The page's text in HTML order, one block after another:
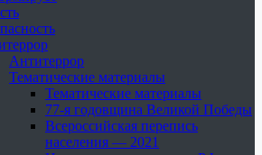
Антитеррор
Тематические материалы
Тематические материалы
77-я годовщина Великой Победы
Всероссийская перепись
населения — 2021